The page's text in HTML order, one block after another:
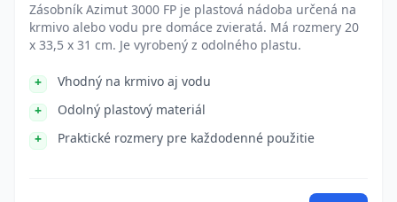
Zásobník Azimut 3000 FP je plastová nádoba určená na
krmivo alebo vodu pre domáce zvieratá. Má rozmery 20
x 33,5 x 31 cm. Je vyrobený z odolného plastu.
Vhodný na krmivo aj vodu
Odolný plastový materiál
Praktické rozmery pre každodenné použitie